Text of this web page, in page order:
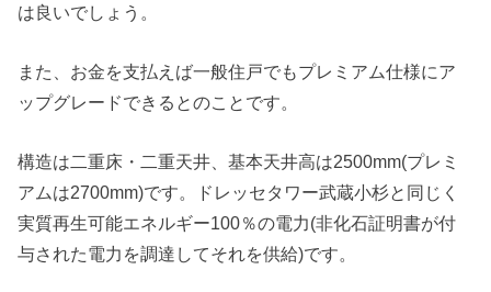
は良いでしょう。
また、お金を支払えば一般住戸でもプレミアム仕様にア
ップグレードできるとのことです。
構造は二重床・二重天井、基本天井高は2500mm(プレミ
アムは2700mm)です。ドレッセタワー武蔵小杉と同じく
実質再生可能エネルギー100％の電力(非化石証明書が付
与された電力を調達してそれを供給)です。